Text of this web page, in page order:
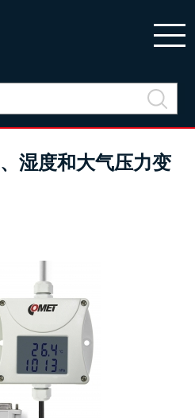
湿度和大气压力变